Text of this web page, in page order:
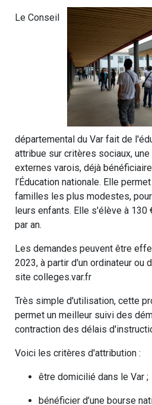
Le Conseil
départemental du Var fait de
attribue sur critères sociaux,
externes varois, déjà
l’Éducation nationale. Elle
familles les plus modestes,
leurs enfants. Elle s'élève à 130
par an.
Les demandes peuvent être
2023, à partir d'un ordinateur ou
site colleges.var.fr
Très simple d'utilisation, cette
permet un meilleur suivi des
contraction des délais
Voici les critères d'attribution :
être domicilié dans le Var ;
bénéficier d’une bourse